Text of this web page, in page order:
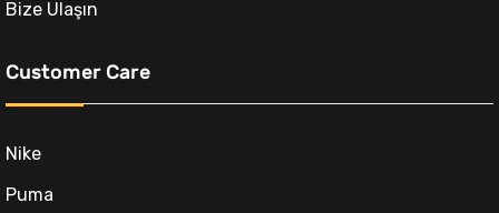
Bize Ulaşın
Customer Care
Nike
Puma